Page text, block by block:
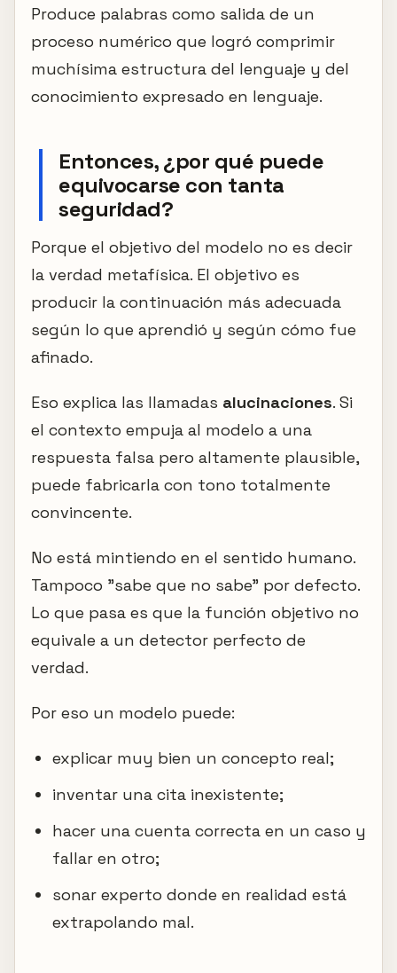
Produce palabras como salida de un
proceso numérico que logró comprimir
muchísima estructura del lenguaje y del
conocimiento expresado en lenguaje.
Entonces, ¿por qué puede
equivocarse con tanta
seguridad?
Porque el objetivo del modelo no es decir
la verdad metafísica. El objetivo es
producir la continuación más adecuada
según lo que aprendió y según cómo fue
afinado.
Eso explica las llamadas alucinaciones. Si
el contexto empuja al modelo a una
respuesta falsa pero altamente plausible,
puede fabricarla con tono totalmente
convincente.
No está mintiendo en el sentido humano.
Tampoco "sabe que no sabe" por defecto.
Lo que pasa es que la función objetivo no
equivale a un detector perfecto de
verdad.
Por eso un modelo puede:
explicar muy bien un concepto real;
inventar una cita inexistente;
hacer una cuenta correcta en un caso y
fallar en otro;
sonar experto donde en realidad está
extrapolando mal.